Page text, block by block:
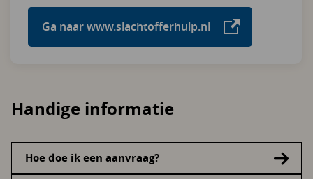
Ga naar www.slachtofferhulp.nl
Handige informatie
Hoe doe ik een aanvraag?